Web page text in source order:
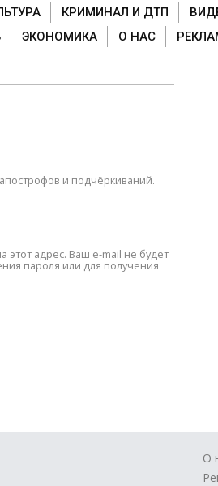
КРИМИНАЛ И ДТП
ЭКОНОМИКА О НАС
и подчёркиваний.
этот адрес. Ваш e-mail не будет
пароля или для получения
О